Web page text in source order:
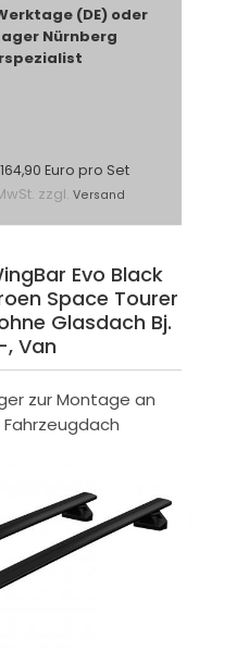
(DE) oder
Nürnberg
164,90 Euro pro Set
zzgl. Versand
Evo Black
Space Tourer
Glasdach Bj.
, Van
zur Montage an